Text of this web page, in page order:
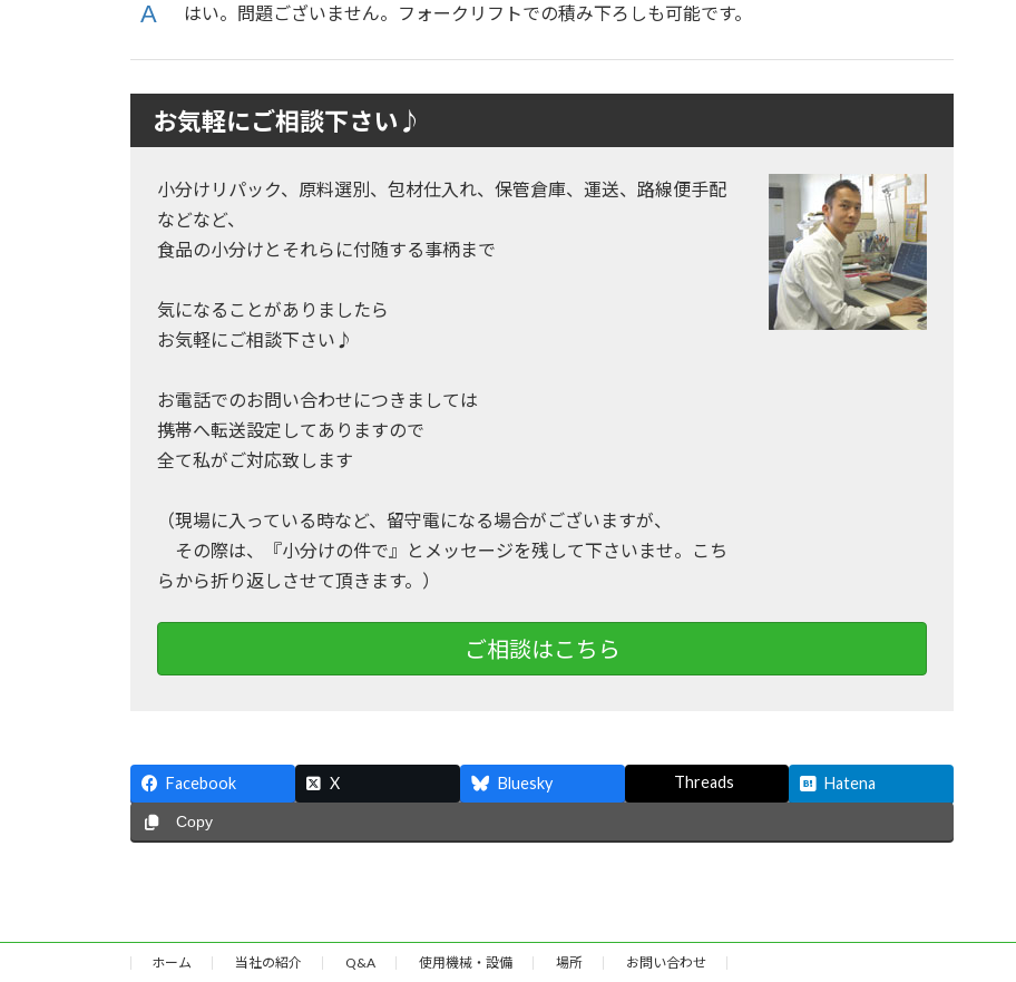
はい。問題ございません。フォークリフトでの積み下ろしも可能です。
お気軽にご相談下さい♪
小分けリパック、原料選別、包材仕入れ、保管倉庫、運送、路線便手配
などなど、
食品の小分けとそれらに付随する事柄まで
気になることがありましたら
お気軽にご相談下さい♪
お電話でのお問い合わせにつきましては
携帯へ転送設定してありますので
全て私がご対応致します
（現場に入っている時など、留守電になる場合がございますが、
その際は、『小分けの件で』とメッセージを残して下さいませ。こち
らから折り返しさせて頂きます。）
ご相談はこちら
Facebook X Bluesky Threads Hatena
Copy
ホーム 当社の紹介 Q&A 使用機械・設備 場所 お問い合わせ